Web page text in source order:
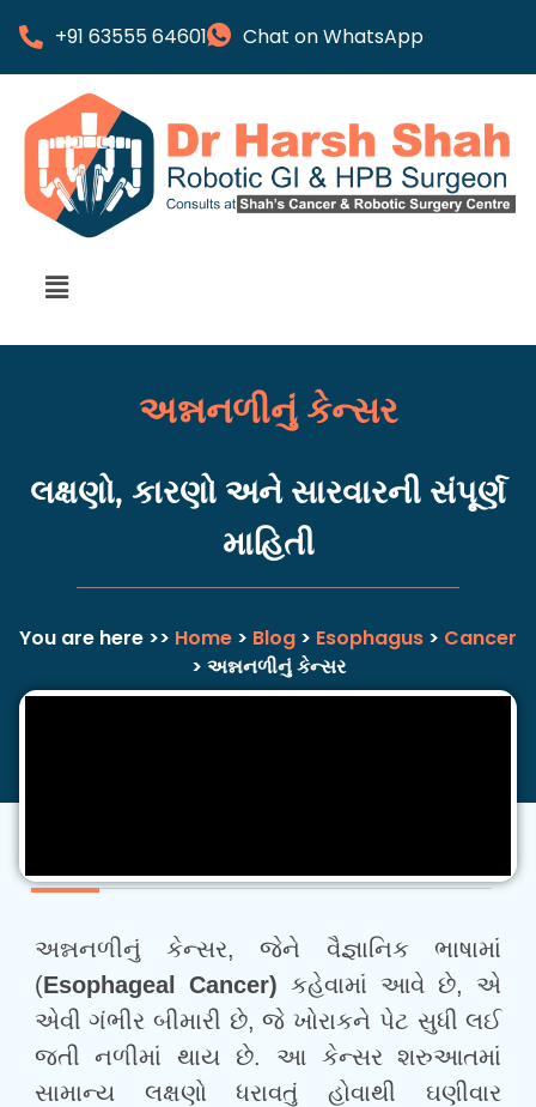
+91 63555 64601 Chat on WhatsApp
અન્નનળીનું કેન્સર
લક્ષણો, કારણો અને સારવારની સંપૂર્ણ
માહિતી
You are here >> Home > Blog > Esophagus > Cancer
> અન્નનળીનું કેન્સર
અન્નનળીનું કેન્સર, જેને વૈજ્ઞાનિક ભાષામાં
(Esophageal Cancer) કહેવામાં આવે છે, એ
એવી ગંભીર બીમારી છે, જે ખોરાકને પેટ સુધી લઈ
જતી નળીમાં થાય છે. આ કેન્સર શરુઆતમાં
સામાન્ય લક્ષણો ધરાવતું હોવાથી ઘણીવાર